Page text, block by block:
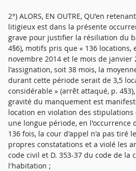
2°) ALORS, EN OUTRE, QU'en
litigieux est dans la présente
grave pour justifier la résiliation du
4§6), motifs pris que « 136 locations,
novembre 2014 et le mois de janvier
l'assignation, soit 38 mois, la
durant cette période serait de 3,5
considérable » (arrêt attaqué, p.
gravité du manquement est
location en violation des
une longue période, en l'occurrence
136 fois, la cour d'appel n'a pas tiré
propres constatations et a violé les
code civil et D. 353-37 du code de la
l'habitation ;